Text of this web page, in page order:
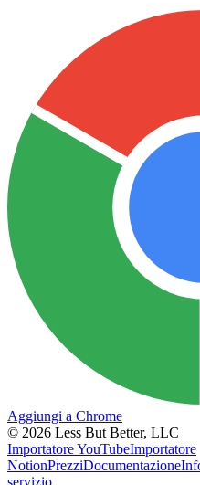
Aggiungi a Chrome
© 2026 Less But Better, LLC
Importatore YouTubeImportatore
NotionPrezziDocumentazione